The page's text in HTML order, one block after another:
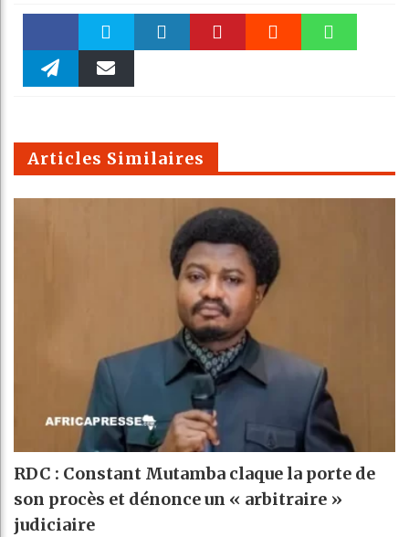
Faceboo Twitter
m
Articles Similaires
RDC : Constant Mutamba claque la porte de
son procès et dénonce un « arbitraire »
judiciaire